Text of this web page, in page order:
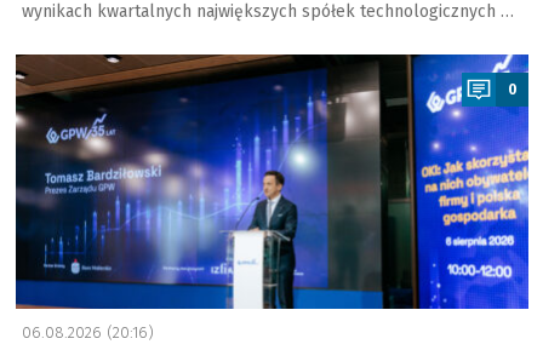
wynikach kwartalnych największych spółek technologicznych …
a
0
06.08.2026 (20:16)